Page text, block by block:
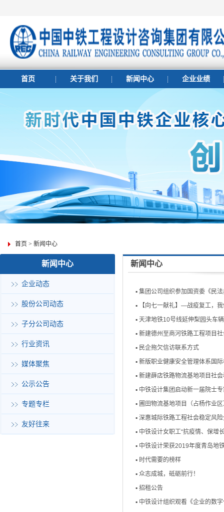
首页 关于我们 新闻中心 企业业绩
首页 > 新闻中心
新闻中心
企业动态
股份公司动态
子分公司动态
行业资讯
媒体聚焦
公示公告
专题专栏
友好往来
新闻中心
▪ 集团公司组织参加国资委《民
▪
【向七一献礼】—战疫复工，
▪ 天津地铁10号线延伸梨园头车
▪ 新建德州至商河铁路工程项目
▪ 民企拖欠信访联系方式
▪ 新版职业健康安全管理体系国
▪ 新建薛店铁路物流基地项目社
▪ 中铁设计集团启动新一届院士
▪ 圃田物流基地项目（占杨作业
▪ 深惠城际铁路工程社会稳定风
▪ 中铁设计女职工“抗疫情、保增
▪ 中铁设计荣获2019年度青岛地
▪ 时代需要的榜样
▪ 众志成城，砥砺前行！
▪ 招租公告
▪ 中铁设计组织观看《企业的数